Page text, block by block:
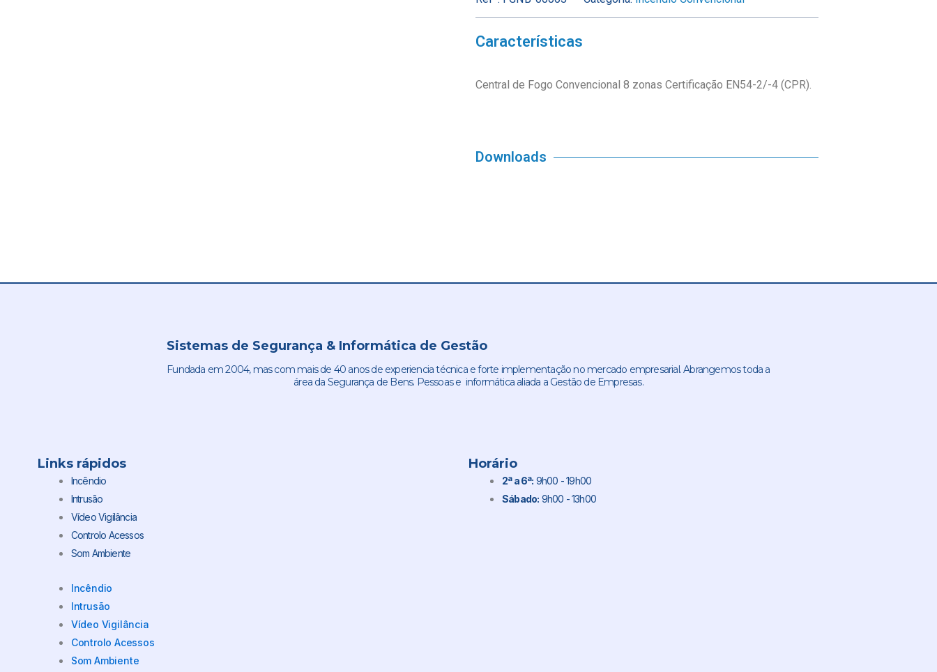
Características
Central de Fogo Convencional 8 zonas Certificação EN54-2/-4 (CPR).
Downloads
Sistemas de Segurança & Informática de Gestão
Fundada em 2004, mas com mais de 40 anos de experiencia técnica e forte implementação no mercado empresarial. Abrangemos toda a
área da Segurança de Bens. Pessoas e informática aliada a Gestão de Empresas.
Links rápidos
Incêndio
Intrusão
Vídeo Vigilância
Controlo Acessos
Som Ambiente
Incêndio
Intrusão
Vídeo Vigilância
Controlo Acessos
Som Ambiente
Horário
2ª a 6ª: 9h00 - 19h00
Sábado: 9h00 - 13h00